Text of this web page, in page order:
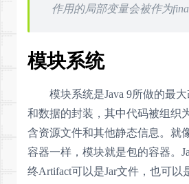
作用的局部变量会被作为
模块系统
模块系统是Java 9所做的最
和数据的封装，其中代码被组织
含资源文件和其他静态信息。就
容器一样，模块就是包的容器。
终Artifact可以是Jar文件，也可以